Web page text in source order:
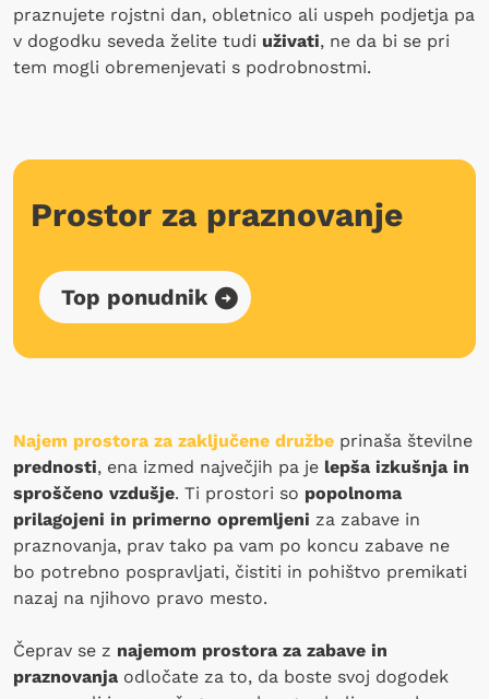
praznujete rojstni dan, obletnico ali uspeh podjetja pa
v dogodku seveda želite tudi uživati, ne da bi se pri
tem mogli obremenjevati s podrobnostmi.
Prostor za praznovanje
Top ponudnik
Najem prostora za zaključene družbe prinaša številne
prednosti, ena izmed največjih pa je lepša izkušnja in
sproščeno vzdušje. Ti prostori so popolnoma
prilagojeni in primerno opremljeni za zabave in
praznovanja, prav tako pa vam po koncu zabave ne
bo potrebno pospravljati, čistiti in pohištvo premikati
nazaj na njihovo pravo mesto.
Čeprav se z najemom prostora za zabave in
praznovanja odločate za to, da boste svoj dogodek